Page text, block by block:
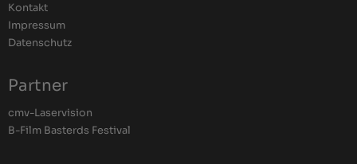
Kontakt
Impressum
Datenschutz
Partner
cmv-Laservision
B-Film Basterds Festival